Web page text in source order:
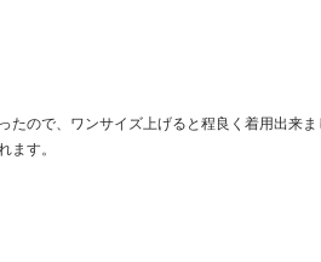
ので、ワンサイズ上げると程良く着用出来ま
ます。